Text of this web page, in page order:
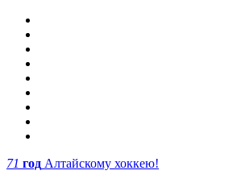
71 год Алтайскому хоккею!